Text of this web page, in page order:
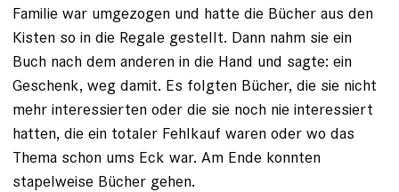
Familie war umgezogen und hatte die Bücher aus den
Kisten so in die Regale gestellt. Dann nahm sie ein
Buch nach dem anderen in die Hand und sagte: ein
Geschenk, weg damit. Es folgten Bücher, die sie nicht
mehr interessierten oder die sie noch nie interessiert
hatten, die ein totaler Fehlkauf waren oder wo das
Thema schon ums Eck war. Am Ende konnten
stapelweise Bücher gehen.